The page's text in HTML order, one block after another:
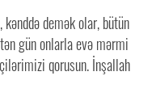
demək olar, bütün
gün onlarla evə mərmi
qorusun. İnşallah